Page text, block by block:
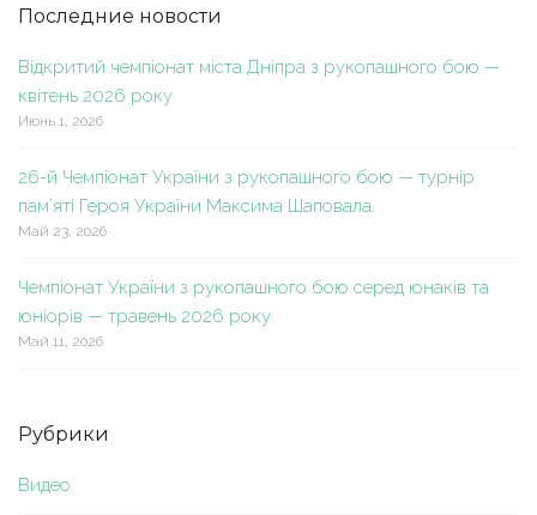
Последние новости
Відкритий чемпіонат міста Дніпра з рукопашного бою —
квітень 2026 року.
Июнь 1, 2026
26-й Чемпіонат України з рукопашного бою — турнір
пам’яті Героя України Максима Шаповала.
Май 23, 2026
Чемпіонат України з рукопашного бою серед юнаків та
юніорів — травень 2026 року.
Май 11, 2026
Рубрики
Видео